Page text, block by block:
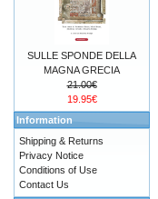
SULLE SPONDE DELLA
MAGNA GRECIA
21.00€
19.95€
Information
Shipping & Returns
Privacy Notice
Conditions of Use
Contact Us